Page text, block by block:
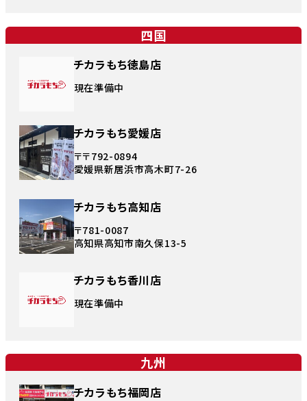
四国
チカラもち徳島店
現在準備中
チカラもち愛媛店
〒〒792-0894
愛媛県新居浜市高木町7-26
チカラもち高知店
〒781-0087
高知県高知市南久保13-5
チカラもち香川店
現在準備中
九州
チカラもち福岡店